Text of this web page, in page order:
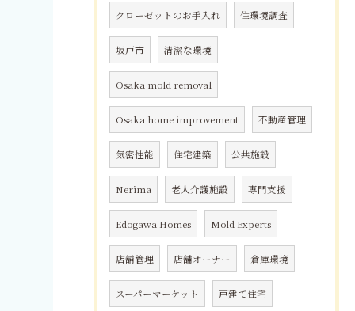
クローゼットのお手入れ 住環境調査
坂戸市 清潔な環境
Osaka mold removal
Osaka home improvement 不動産管理
気密性能 住宅建築 公共施設
Nerima 老人介護施設 専門支援
Edogawa Homes Mold Experts
店舗管理 店舗オーナー 倉庫環境
スーパーマーケット 戸建て住宅